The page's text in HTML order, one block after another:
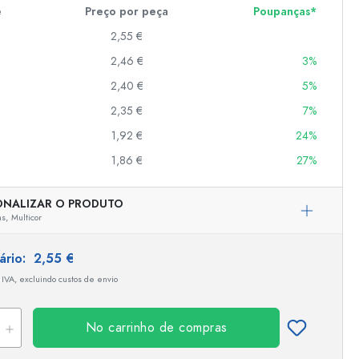
Preço por peça
Poupanças*
2,55 €
2,46 €
3%
2,40 €
5%
2,35 €
7%
1,92 €
24%
1,86 € 27%
O PRODUTO
Multicor
2,55 €
excluindo custos de envio
No carrinho de compras